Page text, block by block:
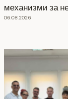
механизми за
06.08.2026